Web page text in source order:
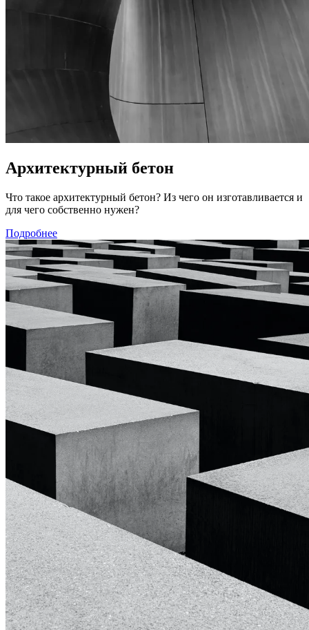
Архитектурный бетон
Что такое архитектурный бетон? Из чего он изготавливается и
для чего собственно нужен?
Подробнее